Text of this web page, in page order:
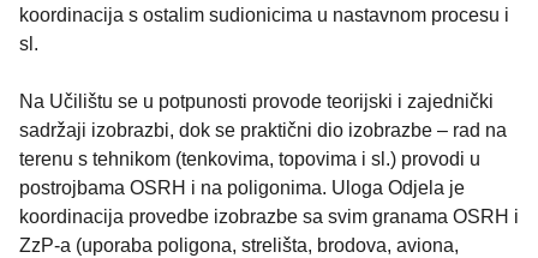
koordinacija s ostalim sudionicima u nastavnom procesu i
sl.
Na Učilištu se u potpunosti provode teorijski i zajednički
sadržaji izobrazbi, dok se praktični dio izobrazbe – rad na
terenu s tehnikom (tenkovima, topovima i sl.) provodi u
postrojbama OSRH i na poligonima. Uloga Odjela je
koordinacija provedbe izobrazbe sa svim granama OSRH i
ZzP-a (uporaba poligona, strelišta, brodova, aviona,